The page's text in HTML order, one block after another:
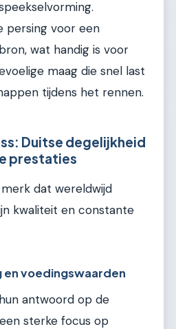
persing voor een
wat handig is voor
maag die snel last
tijdens het rennen.
Duitse degelijkheid
prestaties
dat wereldwijd
kwaliteit en constante
en voedingswaarden
antwoord op de
sterke focus op